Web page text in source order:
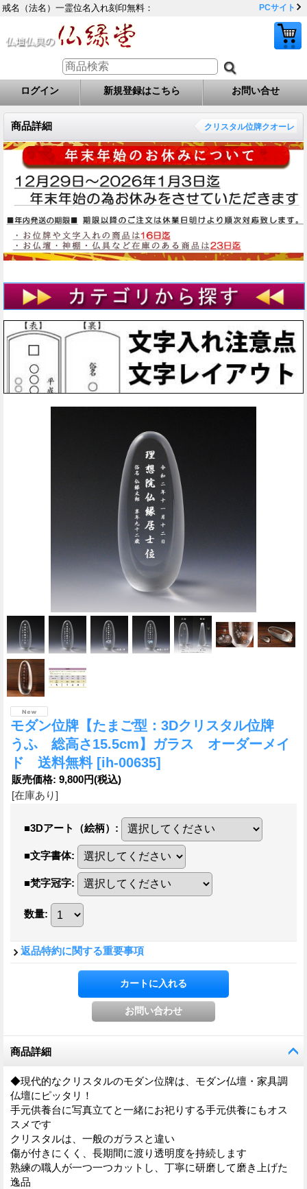
戒名（法名）一霊位名入れ刻印無料： PCサイト
ログイン 新規登録はこちら お問い合せ
商品詳細 クリスタル位牌クオーレ
モダン位牌【たまご型：3Dクリスタル位牌
うふ 総高さ15.5cm】ガラス オーダーメイ
ド 送料無料 [ih-00635]
販売価格: 9,800円(税込)
[在庫あり]
■3Dアート（絵柄） :
■文字書体:
■梵字冠字:
数量:
返品特約に関する重要事項
商品詳細
◆現代的なクリスタルのモダン位牌は、モダン仏壇・家具調
仏壇にピッタリ！
手元供養台に写真立てと一緒にお祀りする手元供養にもオス
スメです
クリスタルは、一般のガラスと違い
傷が付きにくく、長期間に渡り透明度を持続します
熟練の職人が一つ一つカットし、丁寧に研磨して磨き上げた
逸品